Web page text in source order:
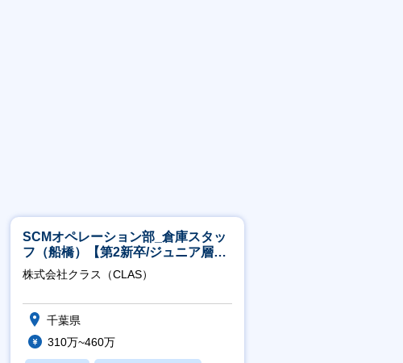
SCMオペレーション部_倉庫スタッ
フ（船橋）【第2新卒/ジュニア層歓
迎】
株式会社クラス（CLAS）
千葉県
310万~460万